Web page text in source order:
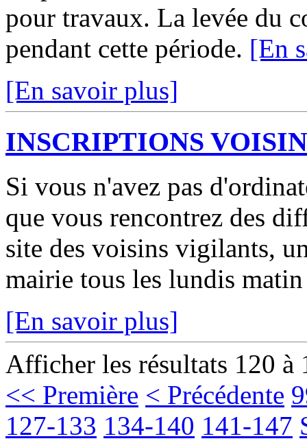
pour travaux. La levée du
pendant cette période. [En
[En savoir plus]
INSCRIPTIONS
Si vous n'avez pas
que vous rencontrez des
site des voisins vigilants,
mairie tous les lundis
[En savoir plus]
Afficher les résultats 120 à
<< Première < Précédente
127-133 134-140 141-147